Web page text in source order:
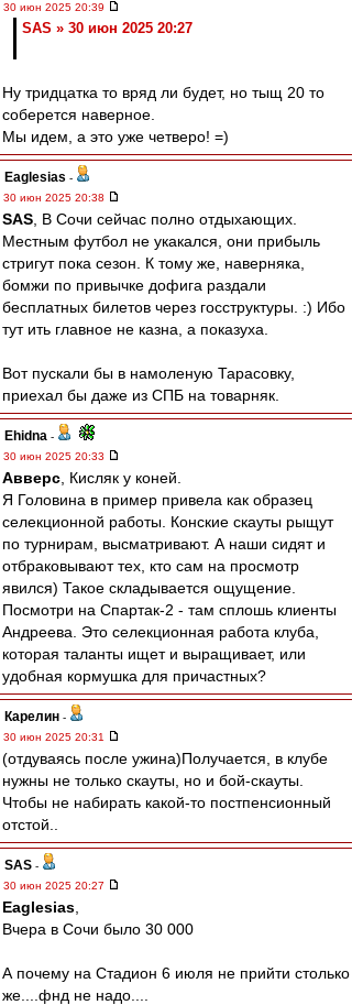
30 июн 2025 20:39
SAS » 30 июн 2025 20:27
Ну тридцатка то вряд ли будет, но тыщ 20 то
соберется наверное.
Мы идем, а это уже четверо! =)
Eaglesias -
30 июн 2025 20:38
SAS , В Сочи сейчас полно отдыхающих.
Местным футбол не укакался, они прибыль
стригут пока сезон. К тому же, наверняка,
бомжи по привычке дофига раздали
бесплатных билетов через госструктуры. :) Ибо
тут ить главное не казна, а показуха.
Вот пускали бы в намоленую Тарасовку,
приехал бы даже из СПБ на товарняк.
Ehidna -
30 июн 2025 20:33
Авверс , Кисляк у коней.
Я Головина в пример привела как образец
селекционной работы. Конские скауты рыщут
по турнирам, высматривают. А наши сидят и
отбраковывают тех, кто сам на просмотр
явился) Такое складывается ощущение.
Посмотри на Спартак-2 - там сплошь клиенты
Андреева. Это селекционная работа клуба,
которая таланты ищет и выращивает, или
удобная кормушка для причастных?
Карелин -
30 июн 2025 20:31
(отдуваясь после ужина)Получается, в клубе
нужны не только скауты, но и бой-скауты.
Чтобы не набирать какой-то постпенсионный
отстой..
SAS -
30 июн 2025 20:27
Eaglesias
Вчера в Сочи было 30 000
А почему на Стадион 6 июля не прийти столько
же....фнд не надо....